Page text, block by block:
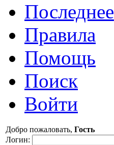
Последнее
Правила
Помощь
Поиск
Войти
Добро пожаловать, Гость
Логин: